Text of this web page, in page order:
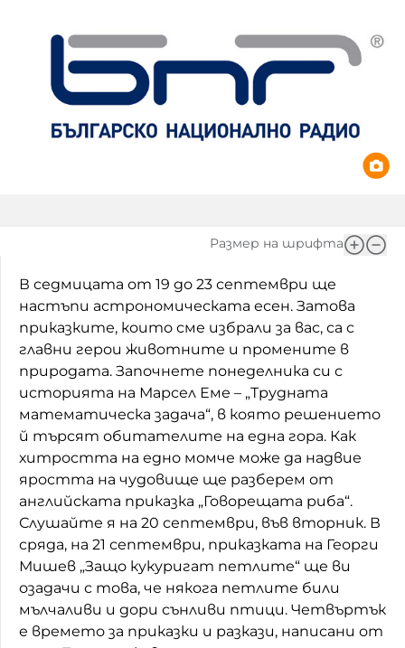
Приказки
История на изкуството
Музикална кутийка
Къщата
Златната ябълка
Непознатите думи
Като Айнщайн
Домашен любимец
Питаме Ви
До ре ми
Кои сме ние?
Размер на шрифта
В седмицата от 19 до 23 септември ще
настъпи астрономическата есен. Затова
приказките, които сме избрали за вас, са с
главни герои животните и промените в
природата. Започнете понеделника си с
историята на Марсел Еме – „Трудната
математическа задача“, в която решението
й търсят обитателите на една гора. Как
хитростта на едно момче може да надвие
яростта на чудовище ще разберем от
английската приказка „Говорещата риба“.
Слушайте я на 20 септември, във вторник. В
сряда, на 21 септември, приказката на Георги
Мишев „Защо кукуригат петлите“ ще ви
озадачи с това, че някога петлите били
мълчаливи и дори сънливи птици. Четвъртък
е времето за приказки и разкази, написани от